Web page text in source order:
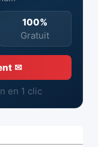
100%
Gratuit
✉
en 1 clic